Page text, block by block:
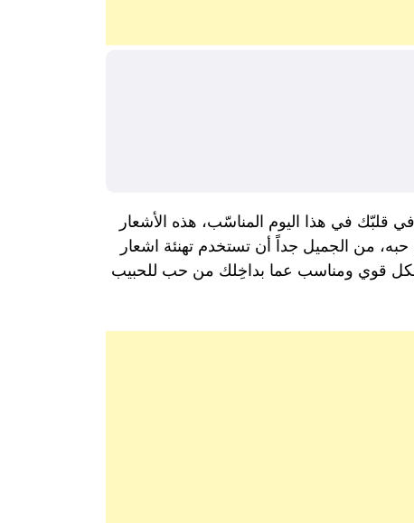
قلبّك في هذا اليوم المناسّب، هذه الأشعار
من الجميل جداً أن تستخدم تهنئة اشعار
بشكل قوي ومناسب عما بداخِلك من حب للحبيب